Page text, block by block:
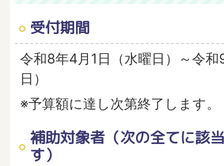
受付期間
令和8年4月1日（水曜日）～令
日）
※予算額に達し次第終了します。
補助対象者（次の全てに該
す）